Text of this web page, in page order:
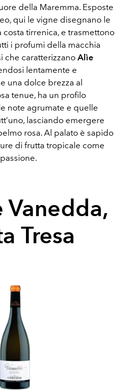
della Maremma. Esposte
qui le vigne disegnano le
tirrenica, e trasmettono
i profumi della macchia
che caratterizzano Alìe
lentamente e
una dolce brezza al
tenue, ha un profilo
note agrumate e quelle
lasciando emergere
rosa. Al palato è sapido
di frutta tropicale come
Vanedda,
Tresa